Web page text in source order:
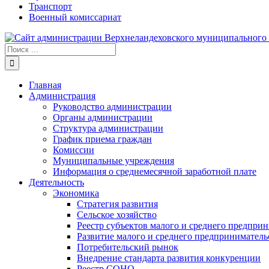
Транспорт
Военный комиссариат
Результат
поиска:
Главная
Администрация
Руководство администрации
Органы администрации
Структура администрации
График приема граждан
Комиссии
Муниципальные учреждения
Информация о среднемесячной заработной плате
Деятельность
Экономика
Стратегия развития
Сельское хозяйство
Реестр субъектов малого и среднего
Развитие малого и среднего
Потребительский рынок
Внедрение стандарта развития конкуренции